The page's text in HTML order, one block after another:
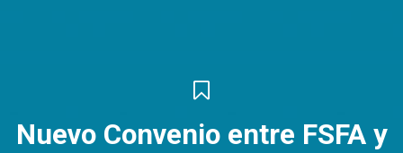
Nuevo Convenio entre FSFA y